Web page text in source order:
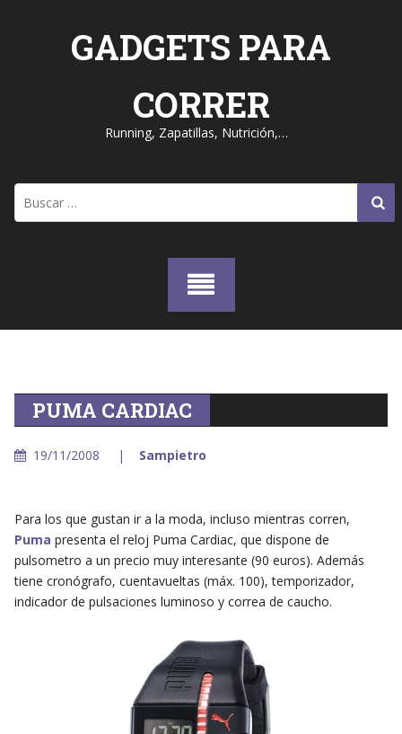
GADGETS PARA
CORRER
Running, Zapatillas, Nutrición,…
PUMA CARDIAC
19/11/2008 Sampietro
Para los que gustan ir a la moda, incluso mientras corren,
Puma presenta el reloj Puma Cardiac, que dispone de
pulsometro a un precio muy interesante (90 euros). Además
tiene cronógrafo, cuentavueltas (máx. 100), temporizador,
indicador de pulsaciones luminoso y correa de caucho.